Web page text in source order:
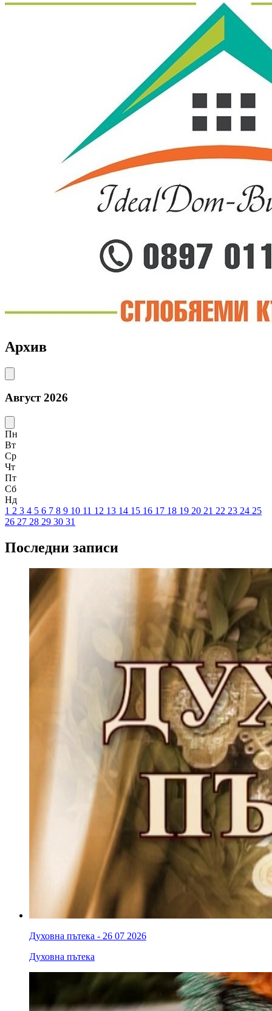
Архив
Август 2026
Пн
Вт
Ср
Чт
Пт
Сб
Нд
1 2 3 4 5 6 7 8 9 10 11 12 13 14 15 16 17 18 19 20 21 22 23 24 25
26 27 28 29 30 31
Последни записи
Духовна пътека - 26 07 2026
Духовна пътека